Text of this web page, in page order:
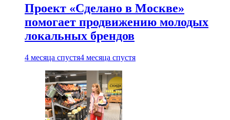
Проект «Сделано в Москве»
помогает продвижению молодых
локальных брендов
4 месяца спустя4 месяца спустя